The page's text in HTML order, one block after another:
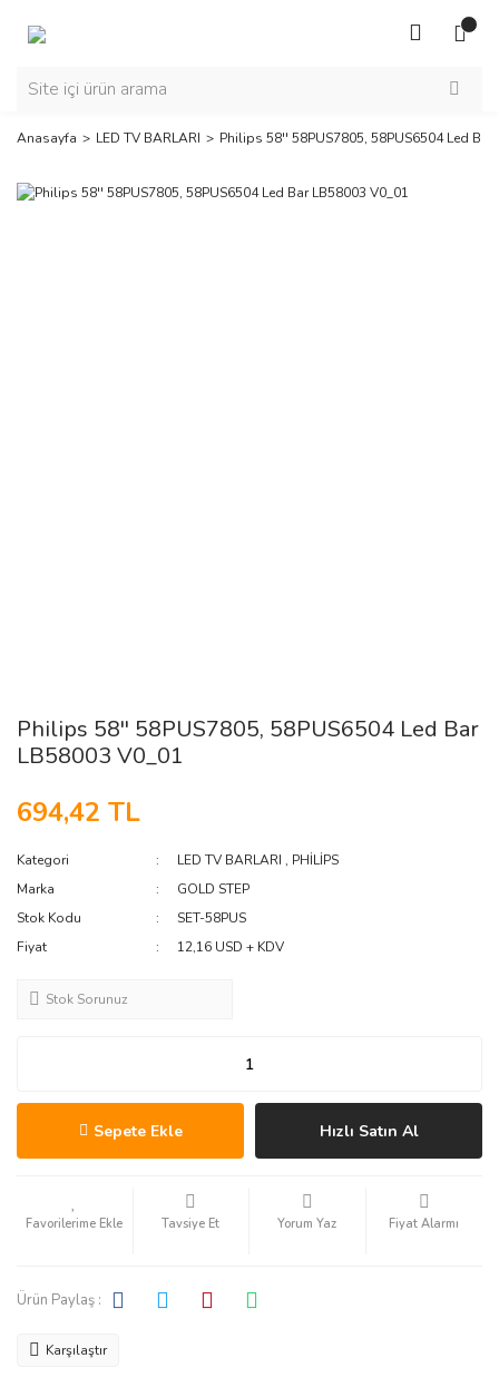
Anasayfa LED TV BARLARI Philips 58'' 58PUS7805, 58PUS6504 Led Bar
Philips 58'' 58PUS7805, 58PUS6504 Led Bar
LB58003 V0_01
694,42 TL
Kategori LED TV BARLARI , PHİLİPS
Marka
GOLD STEP
Stok Kodu
SET-58PUS
Fiyat
12,16 USD + KDV
Stok Sorunuz
Sepete Ekle Hızlı Satın Al
Tavsiye Et Yorum Yaz Fiyat Alarmı
Ürün Paylaş :
Karşılaştır